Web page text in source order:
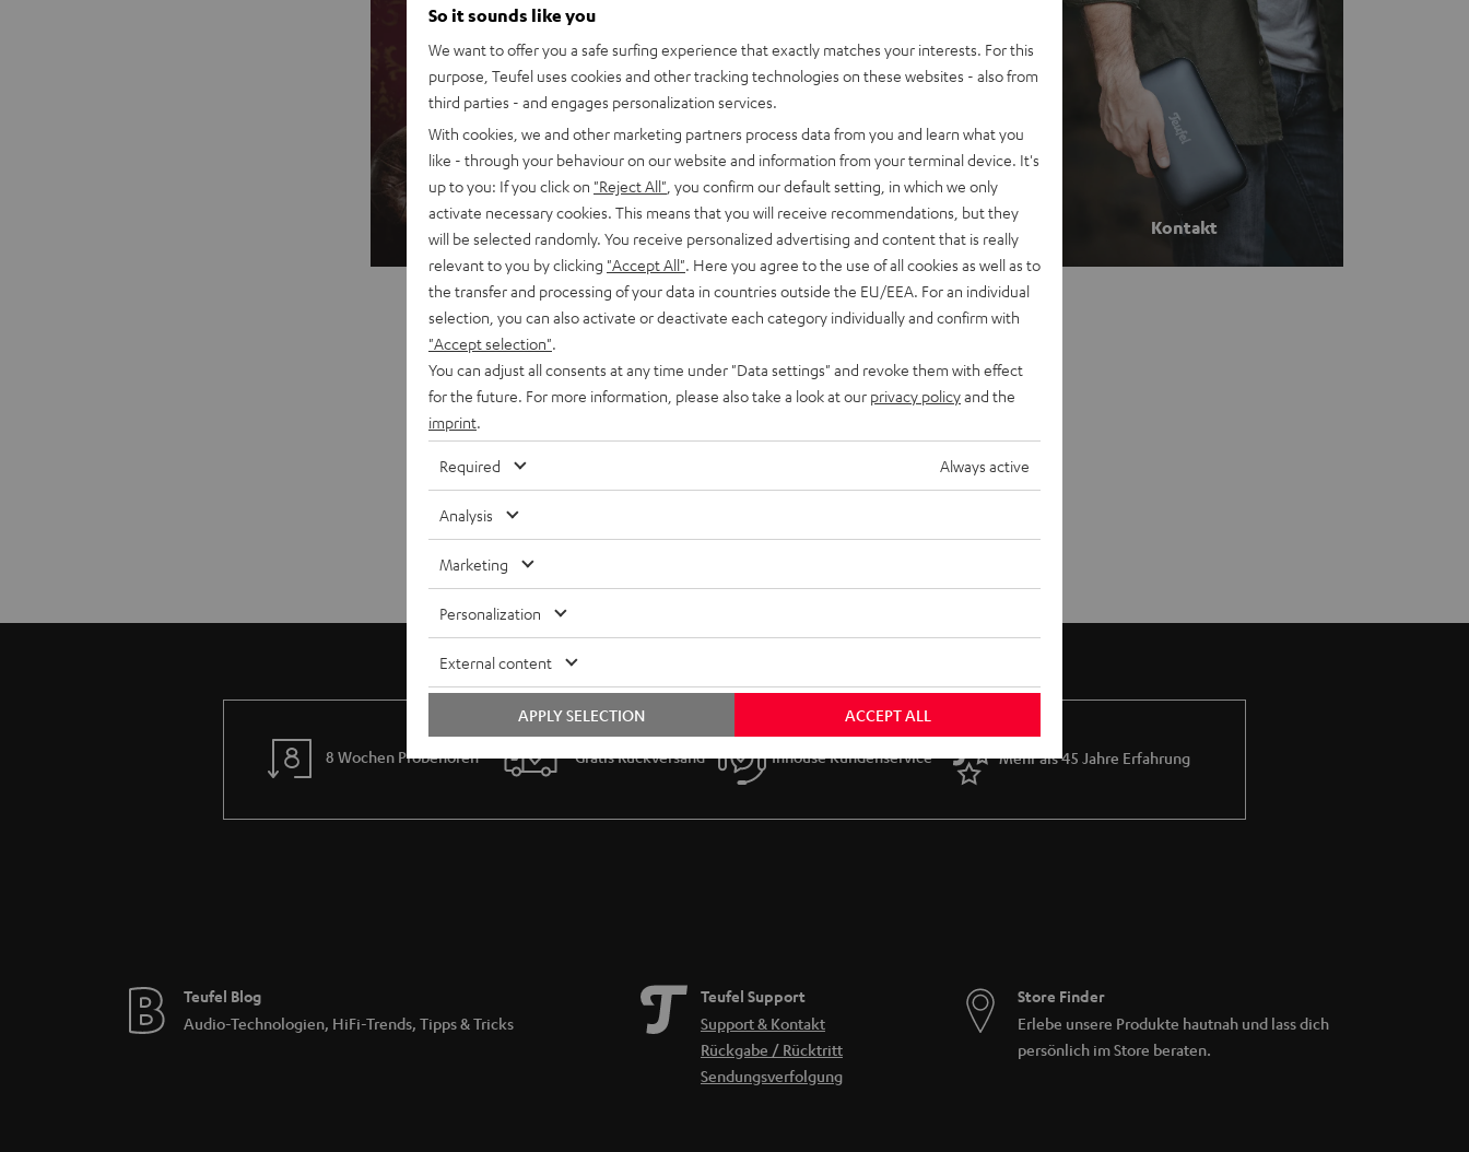
Verkaufsförderung Kontakt
8 Wochen Probehören Gratis Rückversand Inhouse Kundenservice Mehr als 45 Jahre Erfahrung
Teufel Blog
Audio-Technologien, HiFi-Trends, Tipps & Tricks
Teufel Support
Support & Kontakt
Rückgabe / Rücktritt
Sendungsverfolgung
Store Finder
Erlebe unsere Produkte hautnah und lass dich
persönlich im Store beraten.
So it sounds like you
We want to offer you a safe surfing experience that exactly matches your interests. For this
purpose, Teufel uses cookies and other tracking technologies on these websites - also from
third parties - and engages personalization services.
With cookies, we and other marketing partners process data from you and learn what you
like - through your behaviour on our website and information from your terminal device. It's
up to you: If you click on "Reject All" , you confirm our default setting, in which we only
activate necessary cookies. This means that you will receive recommendations, but they
will be selected randomly. You receive personalized advertising and content that is really
relevant to you by clicking "Accept All". Here you agree to the use of all cookies as well as to
the transfer and processing of your data in countries outside the EU/EEA. For an individual
selection, you can also activate or deactivate each category individually and confirm with
"Accept selection".
You can adjust all consents at any time under "Data settings" and revoke them with effect
for the future. For more information, please also take a look at our privacy policyand the
imprint.
Required Always active
Analysis
Marketing
Personalization
External content
ACCEPT ALL
APPLY SELECTION